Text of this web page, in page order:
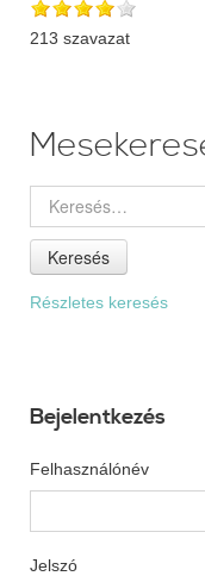
213 szavazat
Keresés
Részletes keresés
Bejelentkezés
Felhasználónév
Jelszó